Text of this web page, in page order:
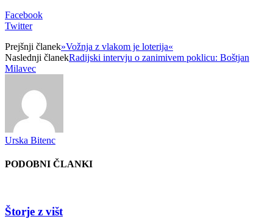
Facebook
Twitter
Prejšnji članek»Vožnja z vlakom je loterija«
Naslednji članekRadijski intervju o zanimivem poklicu: Boštjan
Milavec
Urska Bitenc
PODOBNI ČLANKI
Štorje z višt